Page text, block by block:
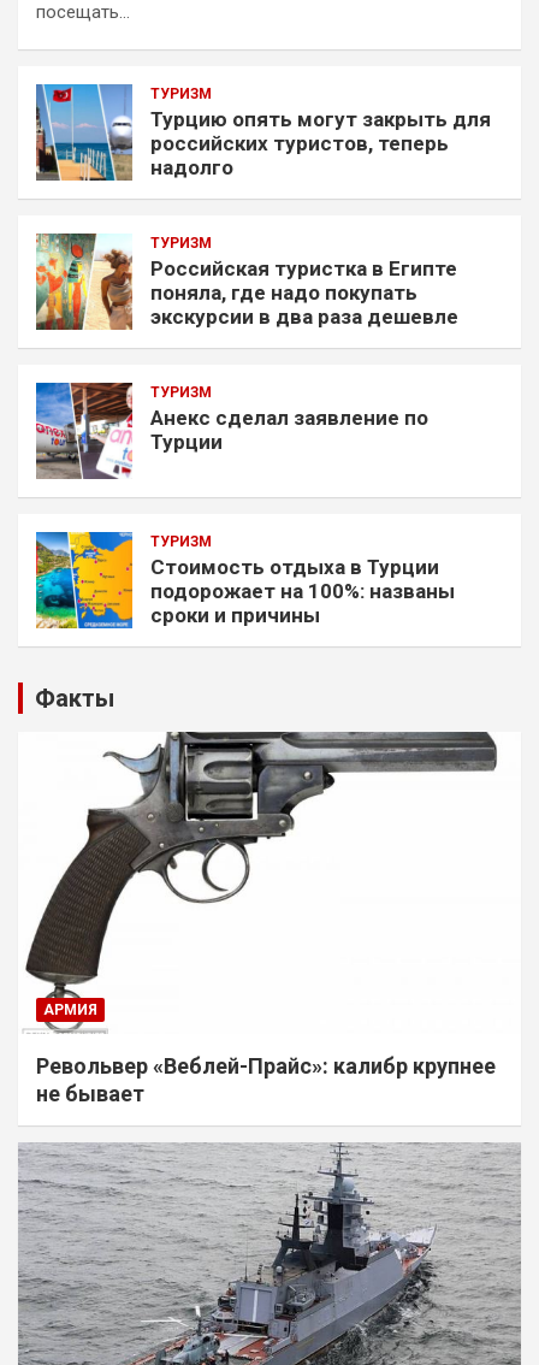
посещать…
ТУРИЗМ
Турцию опять могут закрыть для
российских туристов, теперь
надолго
ТУРИЗМ
Российская туристка в Египте
поняла, где надо покупать
экскурсии в два раза дешевле
ТУРИЗМ
Анекс сделал заявление по
Турции
ТУРИЗМ
Стоимость отдыха в Турции
подорожает на 100%: названы
сроки и причины
Факты
АРМИЯ
Револьвер «Веблей-Прайс»: калибр крупнее
не бывает